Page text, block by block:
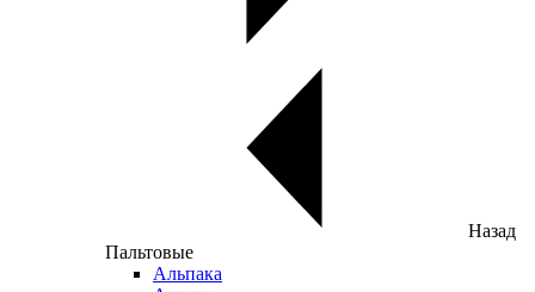
Назад
Пальтовые
Альпака